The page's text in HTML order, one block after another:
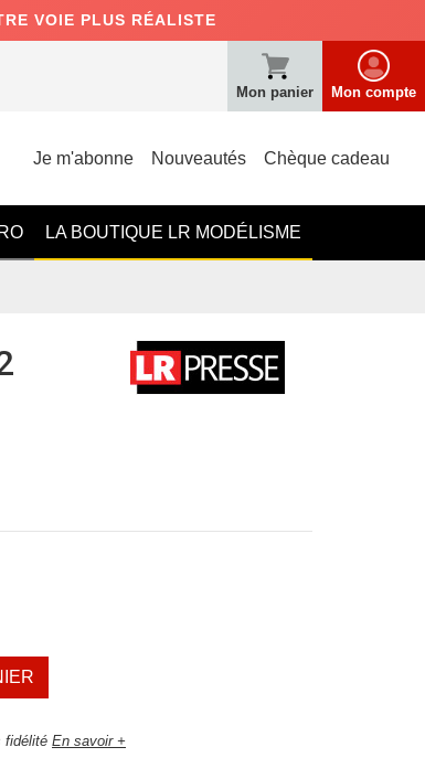
VOIE PLUS RÉALISTE
Mon panier Mon compte
Je m'abonne Nouveautés Chèque cadeau
LA BOUTIQUE LR MODÉLISME
fidélité En savoir +